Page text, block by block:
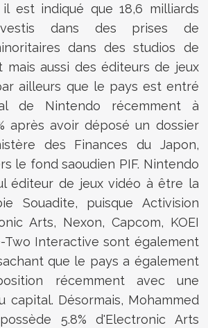
est indiqué que 18,6 milliards
dans des prises de
dans des studios de
mais aussi des éditeurs de jeux
ailleurs que le pays est entré
de Nintendo récemment à
après avoir déposé un dossier
des Finances du Japon,
le fond saoudien PIF. Nintendo
éditeur de jeux vidéo à être la
Souadite, puisque Activision
Arts, Nexon, Capcom, KOEI
Two Interactive sont également
que le pays a également
récemment avec une
capital. Désormais, Mohammed
5.8% d'Electronic Arts